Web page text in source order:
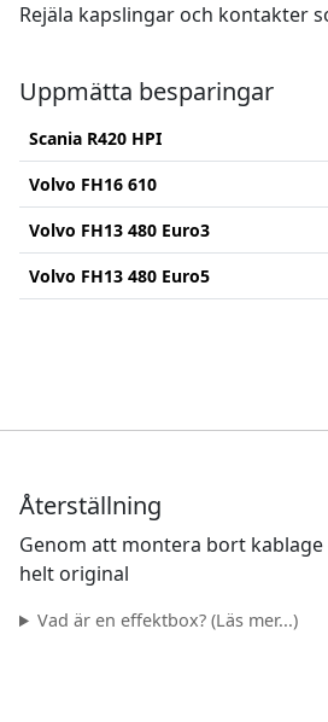
Rejäla kapslingar och kontakter
Uppmätta besparingar
Scania R420 HPI
Volvo FH16 610
Volvo FH13 480 Euro3
Volvo FH13 480 Euro5
Återställning
Genom att montera bort
helt original
Vad är en effektbox? (Läs mer...)